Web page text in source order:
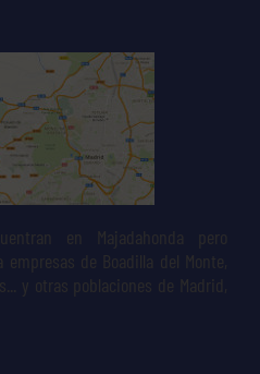
en Majadahonda pero
de Boadilla del Monte,
y otras poblaciones de Madrid,